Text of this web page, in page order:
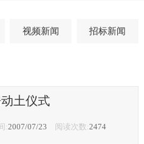
视频新闻 招标新闻
土仪式
: 2007/07/23 阅读次数: 2474